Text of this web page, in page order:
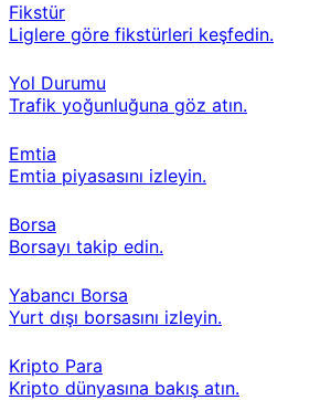
Fikstür
Liglere göre fikstürleri keşfedin.
Yol Durumu
Trafik yoğunluğuna göz atın.
Emtia
Emtia piyasasını izleyin.
Borsa
Borsayı takip edin.
Yabancı Borsa
Yurt dışı borsasını izleyin.
Kripto Para
Kripto dünyasına bakış atın.